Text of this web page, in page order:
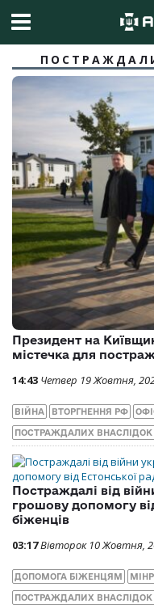
Президент на
містечка для
14:43 Четвер 19 Жовтня,
ВІЙНА ВТОРГНЕННЯ РФ
ПОСТРАЖДАЛИХ ВНАСЛІДОК
Постраждалі від
грошову допомогу
біженців
03:17Вівторок 10 Жовтня,
ДОПОМОГА БІЖЕНЦЯМ
ПОСТРАЖДАЛИХ ВНАСЛІДОК